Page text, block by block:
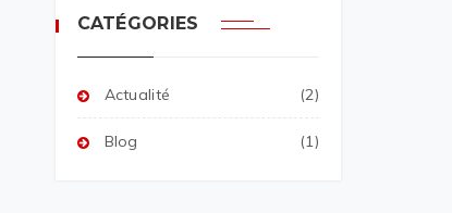
CATÉGORIES
Actualité (2)
Blog (1)